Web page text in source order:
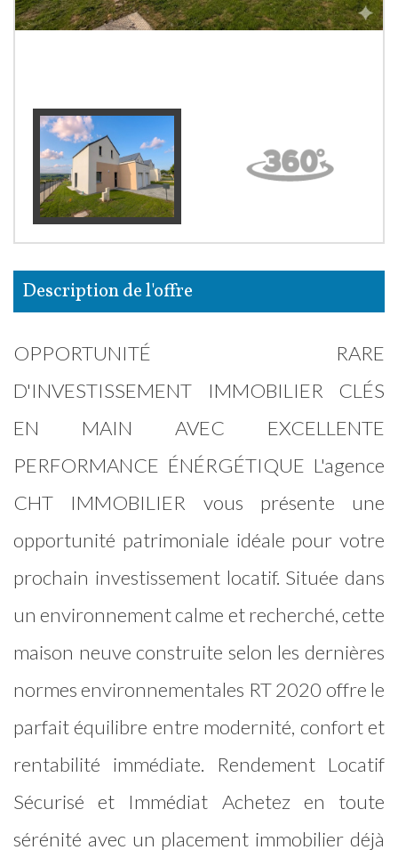
description de l'offre
OPPORTUNITÉ RARE
D'INVESTISSEMENT IMMOBILIER CLÉS
EN MAIN AVEC EXCELLENTE
PERFORMANCE ÉNÉRGÉTIQUE L'agence
CHT IMMOBILIER vous présente une
opportunité patrimoniale idéale pour votre
prochain investissement locatif. Située dans
un environnement calme et recherché, cette
maison neuve construite selon les dernières
normes environnementales RT 2020 offre le
parfait équilibre entre modernité, confort et
rentabilité immédiate. Rendement Locatif
Sécurisé et Immédiat Achetez en toute
sérénité avec un placement immobilier déjà